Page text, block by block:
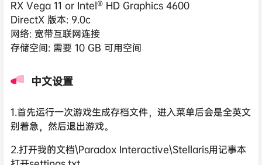
RX Vega 11 or Intel® HD Graphics 4600
DirectX 版本: 9.0c
网络: 宽带互联网连接
存储空间: 需要 10 GB 可用空间
中文设置
1.首先运行一次游戏生成存档文件，进入菜单后会是全英文
别着急，然后退出游戏。
2.打开我的文档\Paradox Interactive\Stellaris用记事本